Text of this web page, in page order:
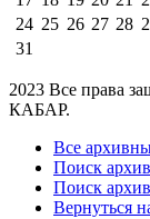
24 25 26 27 28
31
2023 Все права
КАБАР.
Все
Поиск
Поиск
Вернуться